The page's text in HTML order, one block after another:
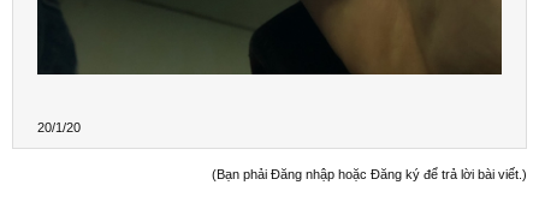
20/1/20
(Bạn phải Đăng nhập hoặc Đăng ký để trả lời bài viết.)